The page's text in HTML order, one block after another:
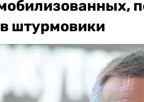
штурмовики